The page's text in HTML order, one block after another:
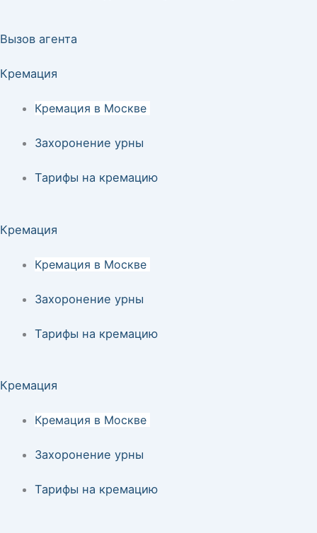
Вызов агента
Кремация
Кремация в Москве
Захоронение урны
Тарифы на кремацию
Кремация
Кремация в Москве
Захоронение урны
Тарифы на кремацию
Кремация
Кремация в Москве
Захоронение урны
Тарифы на кремацию